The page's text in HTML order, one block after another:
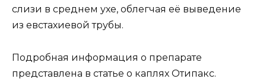
слизи в среднем ухе, облегчая её выведение
из евстахиевой трубы.
Подробная информация о препарате
представлена в статье о каплях Отипакс.